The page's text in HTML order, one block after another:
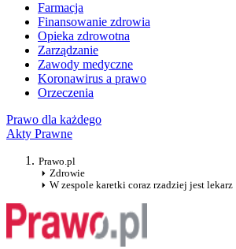
Farmacja
Finansowanie zdrowia
Opieka zdrowotna
Zarządzanie
Zawody medyczne
Koronawirus a prawo
Orzeczenia
Prawo dla każdego
Akty Prawne
Prawo.pl
Zdrowie
W zespole karetki coraz rzadziej jest lekarz